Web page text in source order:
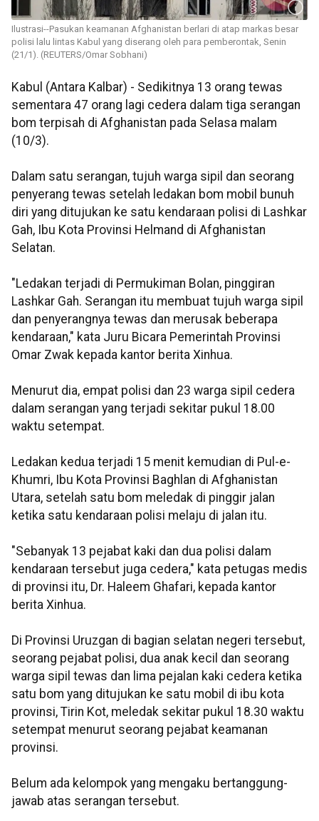
Ilustrasi--Pasukan keamanan Afghanistan berlari di atap markas besar
polisi lalu lintas Kabul yang diserang oleh para pemberontak, Senin
(21/1). (REUTERS/Omar Sobhani)
Kabul (Antara Kalbar) - Sedikitnya 13 orang tewas
sementara 47 orang lagi cedera dalam tiga serangan
bom terpisah di Afghanistan pada Selasa malam
(10/3).
Dalam satu serangan, tujuh warga sipil dan seorang
penyerang tewas setelah ledakan bom mobil bunuh
diri yang ditujukan ke satu kendaraan polisi di Lashkar
Gah, Ibu Kota Provinsi Helmand di Afghanistan
Selatan.
"Ledakan terjadi di Permukiman Bolan, pinggiran
Lashkar Gah. Serangan itu membuat tujuh warga sipil
dan penyerangnya tewas dan merusak beberapa
kendaraan," kata Juru Bicara Pemerintah Provinsi
Omar Zwak kepada kantor berita Xinhua.
Menurut dia, empat polisi dan 23 warga sipil cedera
dalam serangan yang terjadi sekitar pukul 18.00
waktu setempat.
Ledakan kedua terjadi 15 menit kemudian di Pul-e-
Khumri, Ibu Kota Provinsi Baghlan di Afghanistan
Utara, setelah satu bom meledak di pinggir jalan
ketika satu kendaraan polisi melaju di jalan itu.
"Sebanyak 13 pejabat kaki dan dua polisi dalam
kendaraan tersebut juga cedera," kata petugas medis
di provinsi itu, Dr. Haleem Ghafari, kepada kantor
berita Xinhua.
Di Provinsi Uruzgan di bagian selatan negeri tersebut,
seorang pejabat polisi, dua anak kecil dan seorang
warga sipil tewas dan lima pejalan kaki cedera ketika
satu bom yang ditujukan ke satu mobil di ibu kota
provinsi, Tirin Kot, meledak sekitar pukul 18.30 waktu
setempat menurut seorang pejabat keamanan
provinsi.
Belum ada kelompok yang mengaku bertanggung-
jawab atas serangan tersebut.